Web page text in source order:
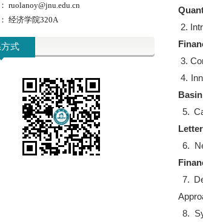
ruolanoy@jnu.edu.cn
经济学院320A
式
2.
3.
4.
5.
6.
7.
8.